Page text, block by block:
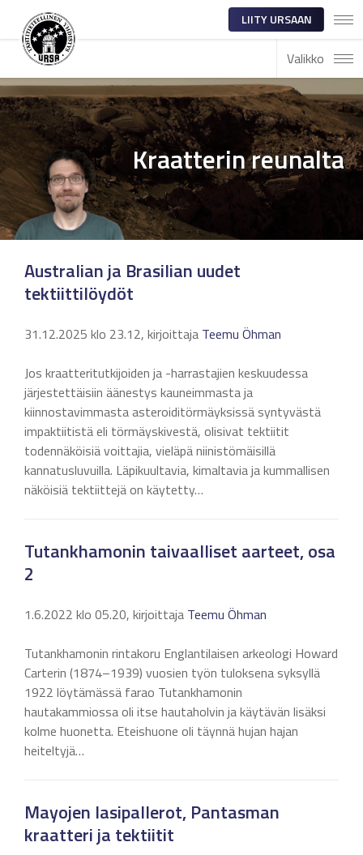
LIITY URSAAN
Valikko
Kraatterin reunalta
Australian ja Brasilian uudet
tektiittilöydöt
31.12.2025 klo 23.12, kirjoittaja Teemu Öhman
Jos kraatteritutkijoiden ja -harrastajien keskuudessa
järjestettäisiin äänestys kauneimmasta ja
kiinnostavimmasta asteroiditörmäyksissä syntyvästä
impaktiitistä eli törmäyskivestä, olisivat tektiitit
todennäköisiä voittajia, vieläpä niinistömäisillä
kannatusluvuilla. Läpikuultavia, kimaltavia ja kummallisen
näköisiä tektiittejä on käytetty…
Tutankhamonin taivaalliset aarteet, osa
2
1.6.2022 klo 05.20, kirjoittaja Teemu Öhman
Tutankhamonin rintakoru Englantilaisen arkeologi Howard
Carterin (1874–1939) vuosien työn tuloksena syksyllä
1922 löytämässä farao Tutankhamonin
hautakammiossa oli itse hautaholvin ja käytävän lisäksi
kolme huonetta. Eteishuone oli täynnä hujan hajan
heiteltyjä…
Mayojen lasipallerot, Pantasman
kraatteri ja tektiitit